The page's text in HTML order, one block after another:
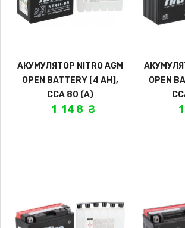
АКУМУЛЯТОР NITRO AGM
OPEN BATTERY [4 AH],
CCA 80 (A)
1 148 ₴
OPEN